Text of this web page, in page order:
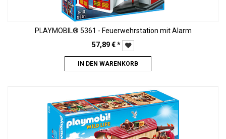
PLAYMOBIL® 5361 - Feuerwehrstation mit Alarm
57,89€*
IN DEN WARENKORB